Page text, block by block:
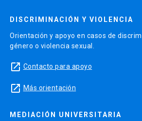
DISCRIMINACIÓN Y VIOLENCIA
Orientación y apoyo en casos de
género o violencia sexual.
launch Contacto para apoyo
launch Más orientación
MEDIACIÓN UNIVERSITARIA